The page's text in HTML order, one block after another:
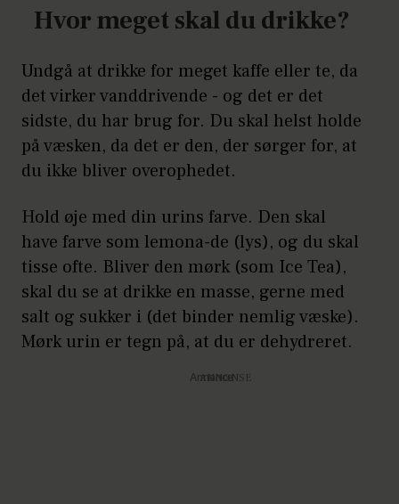
Hvor meget skal du drikke?
Undgå at drikke for meget kaffe eller te, da
det virker vanddrivende - og det er det
sidste, du har brug for. Du skal helst holde
på væsken, da det er den, der sørger for, at
du ikke bliver overophedet.
Hold øje med din urins farve. Den skal
have farve som lemona-de (lys), og du skal
tisse ofte. Bliver den mørk (som Ice Tea),
skal du se at drikke en masse, gerne med
salt og sukker i (det binder nemlig væske).
Mørk urin er tegn på, at du er dehydreret.
Annonce